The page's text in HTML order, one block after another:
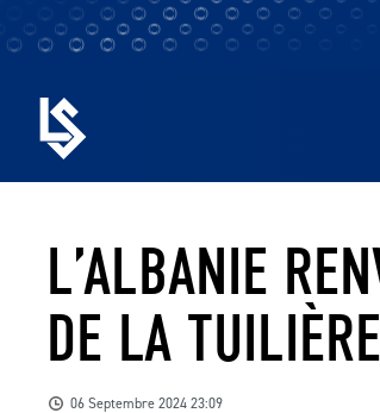
L’ALBANIE
DE LA TUILIÈRE
06 Septembre 2024 23:09